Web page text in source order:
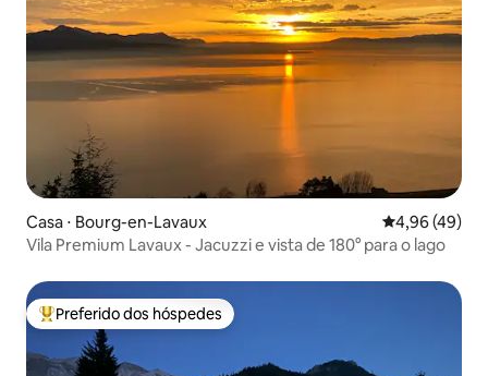
Casa ⋅ Bourg-en-Lavaux 4,96 de uma
4,96 (49)
Vila Premium Lavaux - Jacuzzi e vista de 180° para o lago
Entre os melhores preferidos dos hóspedes
Preferido dos hóspedes